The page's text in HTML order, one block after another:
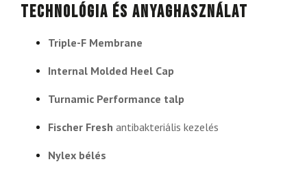
Technológia és anyaghasználat
Triple-F Membrane
Internal Molded Heel Cap
Turnamic Performance talp
Fischer Fresh antibakteriális kezelés
Nylex bélés